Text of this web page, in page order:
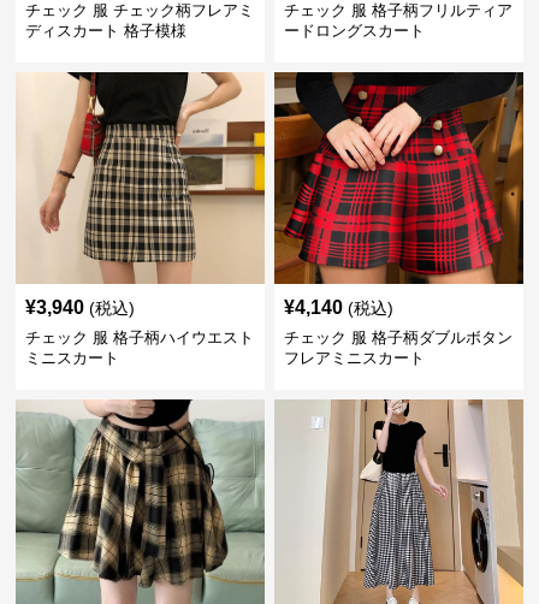
チェック 服 チェック柄フレアミ
ディスカート 格子模様
チェック 服 格子柄フリルティア
ードロングスカート
¥3,940 (税込)
チェック 服 格子柄ハイウエスト
ミニスカート
¥4,140 (税込)
チェック 服 格子柄ダブルボタン
フレアミニスカート